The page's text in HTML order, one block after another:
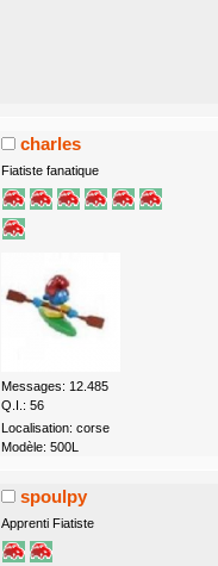
charles
Fiatiste fanatique
Messages: 12.485
Q.I.: 56
Localisation: corse
Modèle: 500L
spoulpy
Apprenti Fiatiste